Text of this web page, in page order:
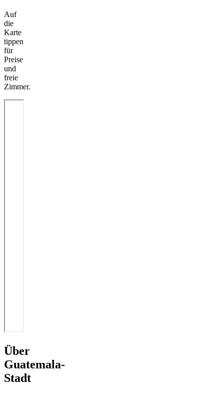
Auf
die
Karte
tippen
für
Preise
und
freie
Zimmer.
Über
Guatemala-
Stadt